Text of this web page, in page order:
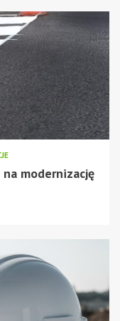
modernizację